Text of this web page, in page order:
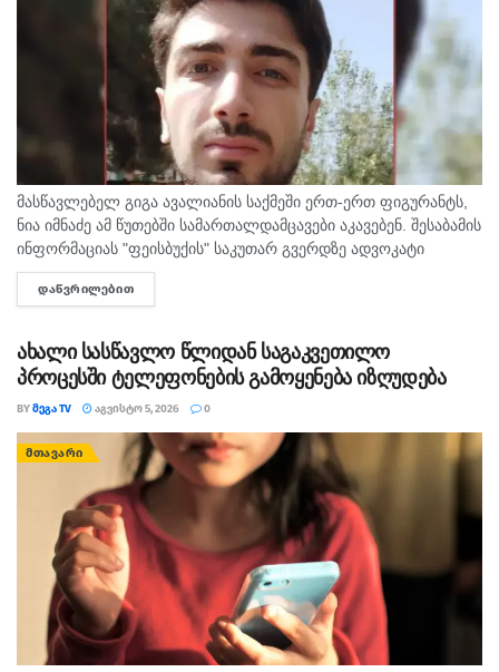
მასწავლებელ გიგა ავალიანის საქმეში ერთ-ერთ ფიგურანტს,
ნია იმნაძე ამ წუთებში სამართალდამცავები აკავებენ. შესაბამის
ინფორმაციას "ფეისბუქის" საკუთარ გვერდზე ადვოკატი
გიორგი ლეკვიშვილი ავრცელებს.
ᲓᲐᲬᲕᲠᲘᲚᲔᲑᲘᲗ
ახალი სასწავლო წლიდან საგაკვეთილო
პროცესში ტელეფონების გამოყენება იზღუდება
BYᲛᲔᲒᲐ TV ᲐᲒᲕᲘᲡᲢᲝ 5, 2026 0
ᲛᲗᲐᲕᲐᲠᲘ